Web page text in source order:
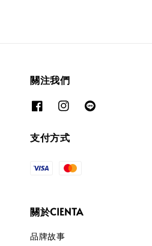
關注我們
支付方式
關於CIENTA
品牌故事